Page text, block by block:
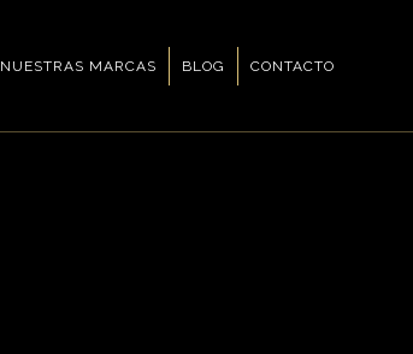
NUESTRAS MARCAS BLOG CONTACTO